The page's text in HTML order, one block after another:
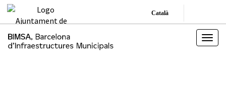
Català